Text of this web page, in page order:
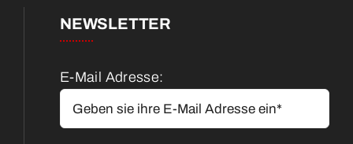
NEWSLETTER
E-Mail Adresse: